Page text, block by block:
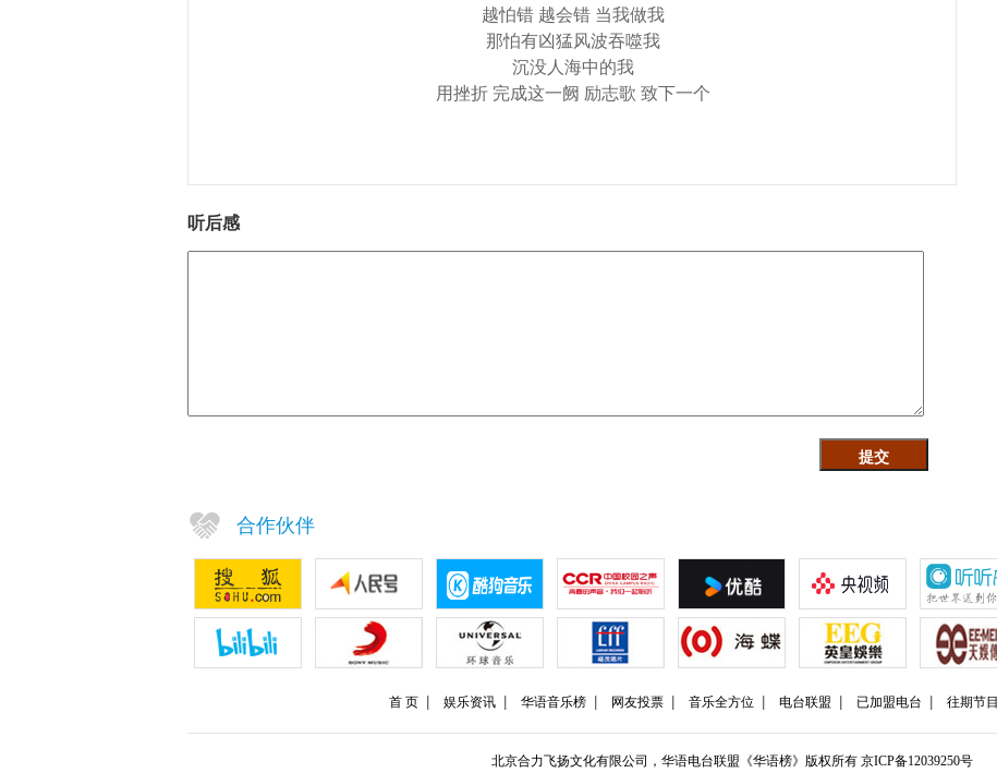
越怕错 越会错 当我做我
那怕有凶猛风波吞噬我
沉没人海中的我
用挫折 完成这一阙 励志歌 致下一个
听后感
合作伙伴
首 页 娱乐资讯 华语音乐榜 网友投票 音乐全方位 电台联盟 已加盟电台 往期节目
北京合力飞扬文化有限公司，华语电台联盟《华语榜》版权所有 京ICP备12039250号